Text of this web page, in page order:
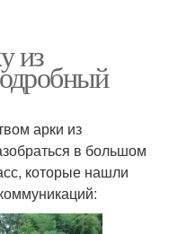
из
арки из
в большом
которые нашли